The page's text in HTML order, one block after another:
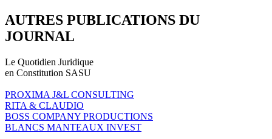
AUTRES PUBLICATIONS DU
JOURNAL
Le Quotidien Juridique
en Constitution SASU
PROXIMA J&L CONSULTING
RITA & CLAUDIO
BOSS COMPANY PRODUCTIONS
BLANCS MANTEAUX INVEST